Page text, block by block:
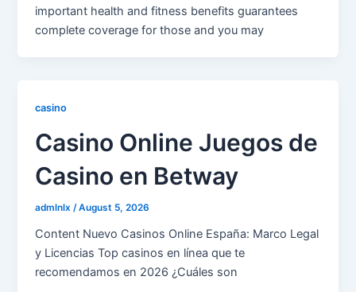
important health and fitness benefits guarantees
complete coverage for those and you may
casino
Casino Online Juegos de
Casino en Betway
admlnlx/August 5, 2026
Content Nuevo Casinos Online España: Marco Legal
y Licencias Top casinos en línea que te
recomendamos en 2026 ¿Cuáles son